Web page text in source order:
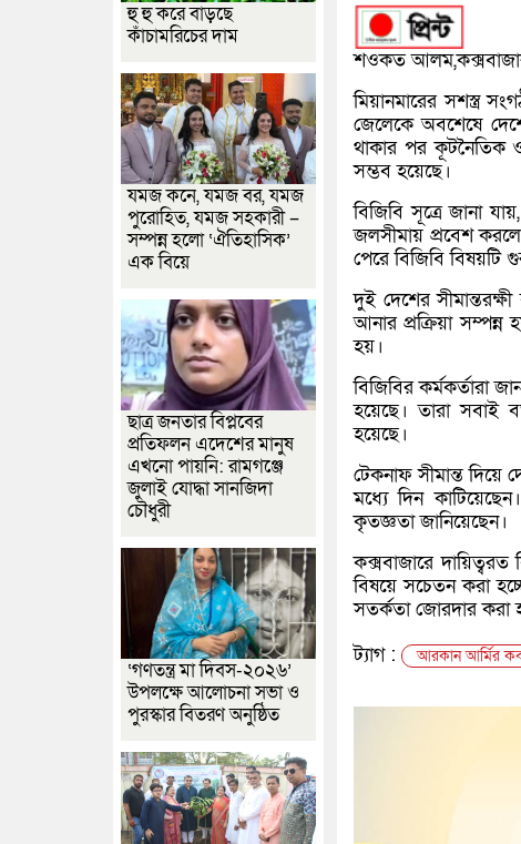
শওকত
মিয়ানমারের সশস্ত্র
জেলেকে অবশেষে
থাকার পর কূটনৈতিক ও
সম্ভব হয়েছে।
বিজিবি সূত্রে জানা
জলসীমায় প্রবেশ
পেরে বিজিবি বিষয়টি
দুই দেশের
আনার প্রক্রিয়া সম্পন্ন
হয়।
বিজিবির কর্মকর্তারা
হয়েছে। তারা সবাই
হয়েছে।
টেকনাফ সীমান্ত দিয়ে
মধ্যে দিন
কৃতজ্ঞতা জানিয়েছেন।
কক্সবাজারে দায়িত্বরত
বিষয়ে সচেতন করা
সতর্কতা জোরদার করা
ট্যাগ :
আরকান আর্মির
হু হু করে বাড়ছে
কাঁচামরিচের দাম
যমজ কনে, যমজ বর, যমজ
পুরোহিত, যমজ সহকারী –
সম্পন্ন হলো ‘ঐতিহাসিক’
এক বিয়ে
ছাত্র জনতার বিপ্লবের
প্রতিফলন এদেশের মানুষ
এখনো পায়নি: রামগঞ্জে
জুলাই যোদ্ধা সানজিদা
চৌধুরী
‘গণতন্ত্র মা দিবস-২০২৬’
উপলক্ষে আলোচনা সভা ও
পুরস্কার বিতরণ অনুষ্ঠিত